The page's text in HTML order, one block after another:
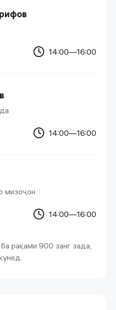
14:00—16:00
14:00—16:00
мизоҷон
14:00—16:00
рақами 900 занг зада,